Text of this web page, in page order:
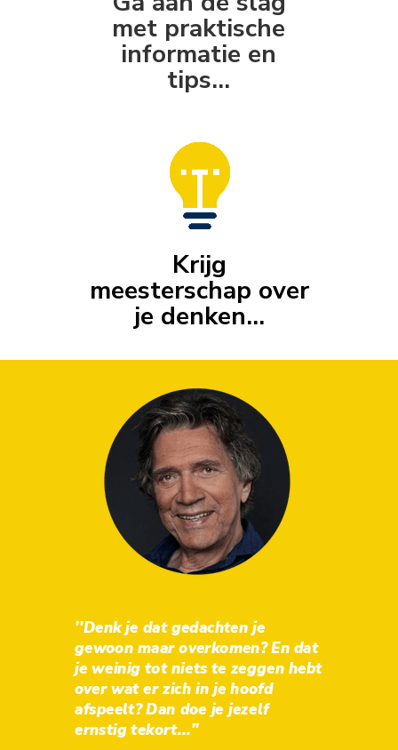
''Denk je dat gedachten je
gewoon maar overkomen? En dat
je weinig tot niets te zeggen hebt
over wat er zich in je hoofd
afspeelt? Dan doe je jezelf
ernstig tekort...''
met praktische
informatie en
tips...
Krijg
meesterschap over
je denken...